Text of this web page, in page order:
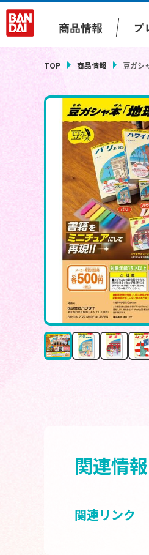
商品情報 プ
TOP 商品情報 豆ガシ
関連情報
関連リンク